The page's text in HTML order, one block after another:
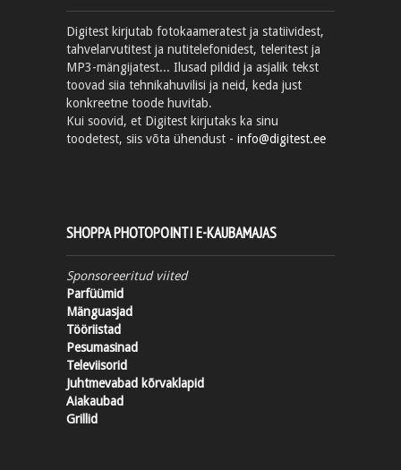
Digitest kirjutab fotokaameratest ja statiividest,
tahvelarvutitest ja nutitelefonidest, teleritest ja
MP3-mängijatest... Ilusad pildid ja asjalik tekst
toovad siia tehnikahuvilisi ja neid, keda just
konkreetne toode huvitab.
Kui soovid, et Digitest kirjutaks ka sinu
toodetest, siis võta ühendust - info@digitest.ee
SHOPPA PHOTOPOINTI E-KAUBAMAJAS
Sponsoreeritud viited
Parfüümid
Mänguasjad
Tööriistad
Pesumasinad
Televiisorid
Juhtmevabad kõrvaklapid
Aiakaubad
Grillid